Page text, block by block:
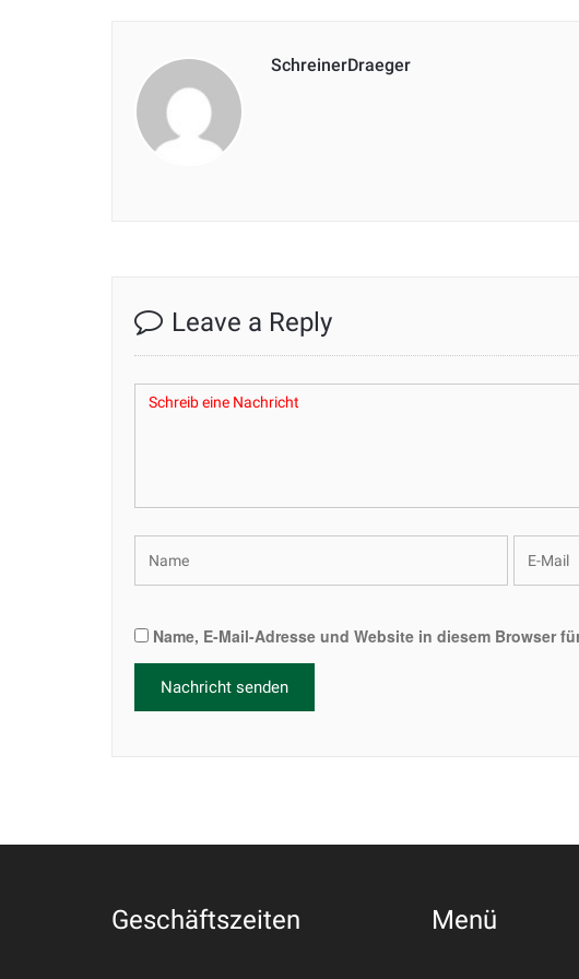
SchreinerDraeger
Leave a Reply
Name, E-Mail-Adresse und Website in diesem Browser
Geschäftszeiten Menü